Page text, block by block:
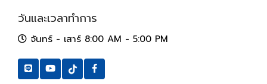
วันและเวลาทำการ
จันทร์ - เสาร์ 8:00 AM - 5:00 PM